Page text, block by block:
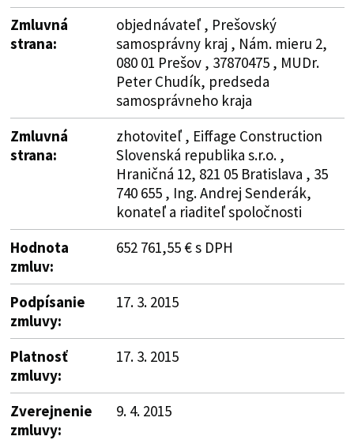
Zmluvná
strana:
objednávateľ , Prešovský
samosprávny kraj , Nám. mieru 2,
080 01 Prešov , 37870475 , MUDr.
Peter Chudík, predseda
samosprávneho kraja
Zmluvná
strana:
zhotoviteľ , Eiffage Construction
Slovenská republika s.r.o. ,
Hraničná 12, 821 05 Bratislava , 35
740 655 , Ing. Andrej Senderák,
konateľ a riaditeľ spoločnosti
Hodnota
zmluv:
652 761,55 € s DPH
Podpísanie
zmluvy:
17. 3. 2015
Platnosť
zmluvy:
17. 3. 2015
Zverejnenie
zmluvy:
9. 4. 2015